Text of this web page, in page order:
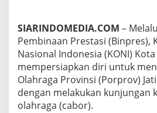
N
G
K
U
N
J
U
N
SIARINDOMEDIA.COM –
Pembinaan Prestasi (Binpres),
Nasional Indonesia (KONI)
mempersiapkan diri untuk
Olahraga Provinsi (Porprov)
dengan melakukan kunjungan
olahraga (cabor).